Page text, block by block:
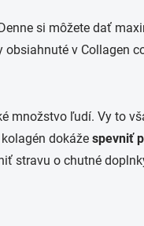
si môžete dať
obsiahnuté v Collagen
množstvo ľudí. Vy to
dokáže spevniť
stravu o chutné